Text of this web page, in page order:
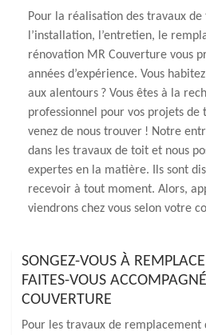
Pour la réalisation des travaux
l’installation, l’entretien, le
rénovation MR Couverture vous
années d’expérience. Vous
aux alentours ? Vous êtes à la
professionnel pour vos projets
venez de nous trouver ! Notre
dans les travaux de toit et nous
expertes en la matière. Ils sont
recevoir à tout moment. Alors,
viendrons chez vous selon votre
SONGEZ-VOUS À
FAITES-VOUS
COUVERTURE
Pour les travaux de